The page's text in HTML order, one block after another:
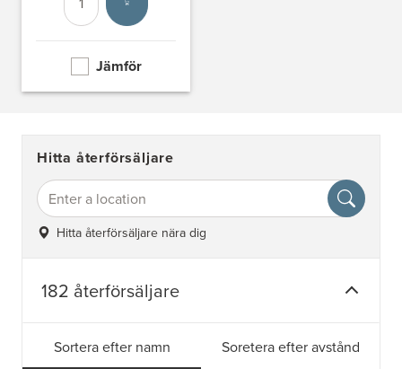
Antal
Välj enhet
Jämför
Hitta återförsäljare
Hitta återförsäljare nära dig
182 återförsäljare
Sortera efter namn Soretera efter avstånd